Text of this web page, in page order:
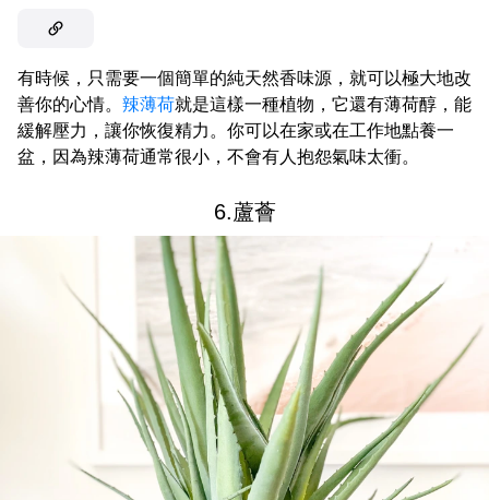
有時候，只需要一個簡單的純天然香味源，就可以極大地改
善你的心情。 辣薄荷就是這樣一種植物，它還有薄荷醇，能
緩解壓力，讓你恢復精力。你可以在家或在工作地點養一
盆，因為辣薄荷通常很小，不會有人抱怨氣味太衝。
6.蘆薈